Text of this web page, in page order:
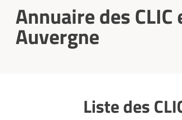
Annuaire des
Auvergne
Liste des